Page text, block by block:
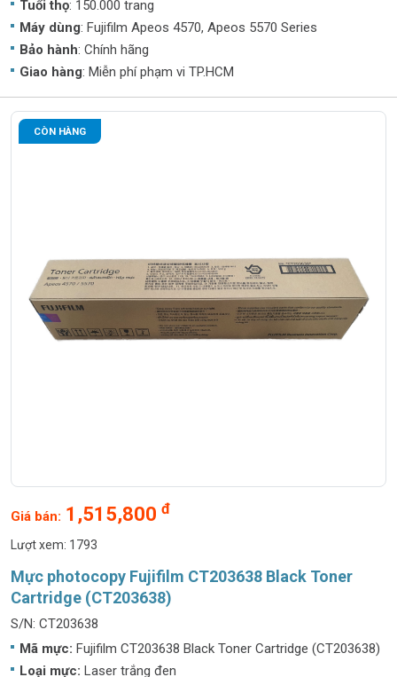
Tuổi thọ: 150.000 trang
Máy dùng: Fujifilm Apeos 4570, Apeos 5570 Series
Bảo hành: Chính hãng
Giao hàng: Miễn phí phạm vi TP.HCM
CÒN HÀNG
Mực photocopy Fujifilm CT203638 Black Toner
Cartridge (CT203638)
S/N: CT203638
Mã mực: Fujifilm CT203638 Black Toner Cartridge (CT203638)
Loại mực: Laser trắng đen
Giá bán: 1,515,800 đ
Lượt xem: 1793